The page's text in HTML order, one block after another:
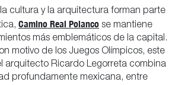
cultura y la arquitectura forman parte
Camino Real Polanco se mantiene
más emblemáticos de la capital.
motivo de los Juegos Olímpicos, este
arquitecto Ricardo Legorreta combina
profundamente mexicana, entre